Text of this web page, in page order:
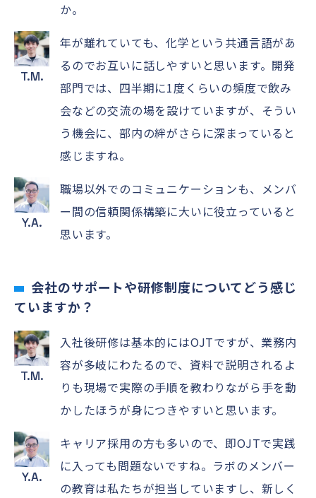
か。
T.M.
年が離れていても、化学という共通言語があ
るのでお互いに話しやすいと思います。開発
部門では、四半期に1度くらいの頻度で飲み
会などの交流の場を設けていますが、そうい
う機会に、部内の絆がさらに深まっていると
感じますね。
Y.A.
職場以外でのコミュニケーションも、メンバ
ー間の信頼関係構築に大いに役立っていると
思います。
会社のサポートや研修制度についてどう感じ
ていますか？
T.M.
入社後研修は基本的にはOJTですが、業務内
容が多岐にわたるので、資料で説明されるよ
りも現場で実際の手順を教わりながら手を動
かしたほうが身につきやすいと思います。
Y.A.
キャリア採用の方も多いので、即OJTで実践
に入っても問題ないですね。ラボのメンバー
の教育は私たちが担当していますし、新しく